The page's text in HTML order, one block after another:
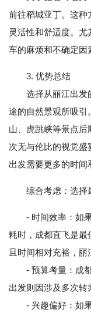
前往稻城亚丁。这种
灵活性和舒适度。
车的麻烦和不确定因
3. 优势总结
选择从丽江出发的
途的自然景观所吸引
山、虎跳峡等景点
次无与伦比的视觉
出发需要更多的时间
综合考虑：选择
- 时间效率：如
耗时，成都直飞是最
且时间相对充裕，丽
- 预算考量：成都
出发则因涉及多次转
- 兴趣偏好：如